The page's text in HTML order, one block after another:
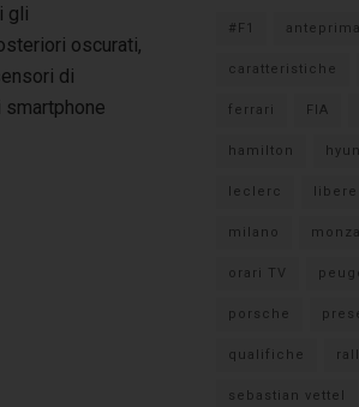
gli
oscurati,
di
#F1 anteprima
caratteristiche
ferrari FIA
hamilton
leclerc libere
milano monza
orari TV
porsche
qualifiche
sebastian vettel